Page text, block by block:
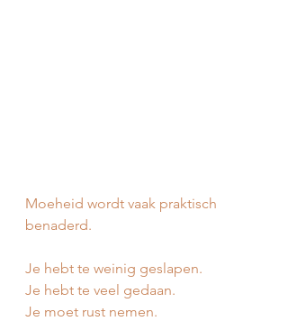
Moeheid wordt vaak praktisch
benaderd.
Je hebt te weinig geslapen.
Je hebt te veel gedaan.
Je moet rust nemen.